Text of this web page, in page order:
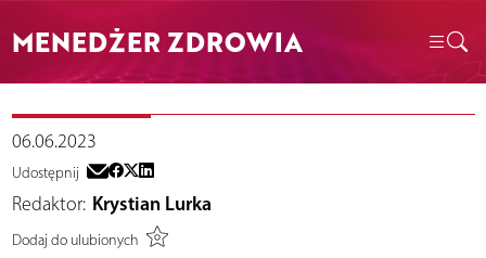
MENEDŻER ZDROWIA
06.06.2023
Udostępnij
Redaktor: Krystian Lurka
Dodaj do ulubionych